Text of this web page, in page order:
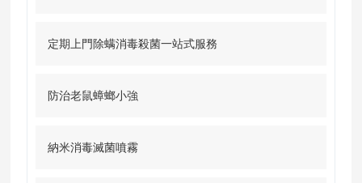
定期上門除螨消毒殺菌一站式服務
防治老鼠蟑螂小強
納米消毒滅菌噴霧